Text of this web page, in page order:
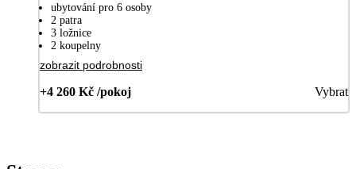
ubytování pro 6 osoby
2 patra
3 ložnice
2 koupelny
zobrazit podrobnosti
+4 260 Kč /pokoj Vybrat